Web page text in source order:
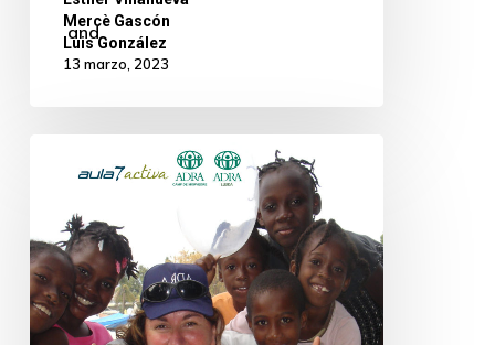
,Mercè Gascón
and
Luis González
13 marzo, 2023